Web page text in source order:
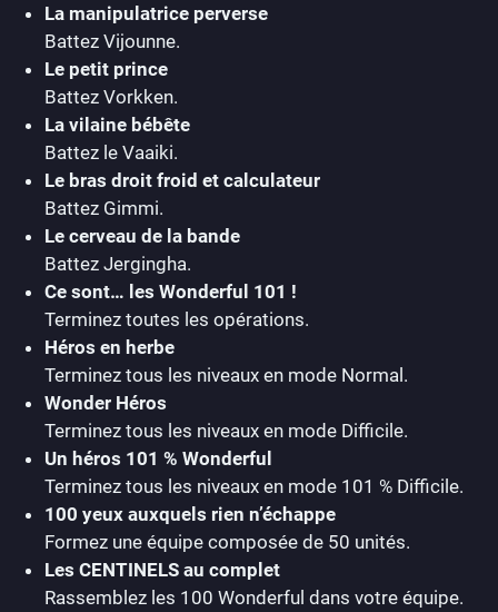
La manipulatrice perverse
Battez Vijounne.
Le petit prince
Battez Vorkken.
La vilaine bébête
Battez le Vaaiki.
Le bras droit froid et calculateur
Battez Gimmi.
Le cerveau de la bande
Battez Jergingha.
Ce sont… les Wonderful 101 !
Terminez toutes les opérations.
Héros en herbe
Terminez tous les niveaux en mode Normal.
Wonder Héros
Terminez tous les niveaux en mode Difficile.
Un héros 101 % Wonderful
Terminez tous les niveaux en mode 101 % Difficile.
100 yeux auxquels rien n’échappe
Formez une équipe composée de 50 unités.
Les CENTINELS au complet
Rassemblez les 100 Wonderful dans votre équipe.